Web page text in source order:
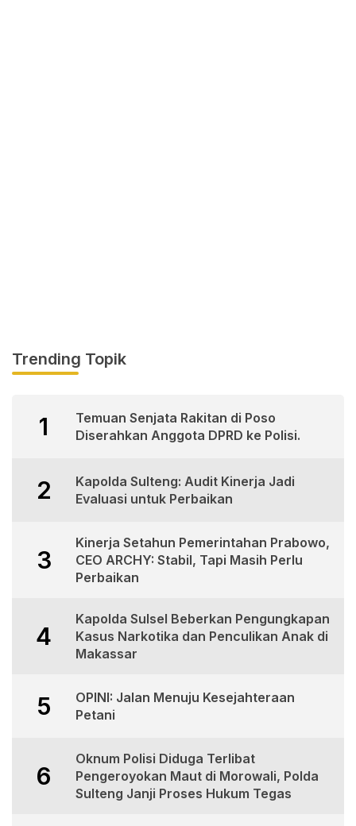
Trending Topik
1
Temuan Senjata Rakitan di Poso
Diserahkan Anggota DPRD ke Polisi.
2
Kapolda Sulteng: Audit Kinerja Jadi
Evaluasi untuk Perbaikan
3
Kinerja Setahun Pemerintahan Prabowo,
CEO ARCHY: Stabil, Tapi Masih Perlu
Perbaikan
4
Kapolda Sulsel Beberkan Pengungkapan
Kasus Narkotika dan Penculikan Anak di
Makassar
5
OPINI: Jalan Menuju Kesejahteraan
Petani
6
Oknum Polisi Diduga Terlibat
Pengeroyokan Maut di Morowali, Polda
Sulteng Janji Proses Hukum Tegas